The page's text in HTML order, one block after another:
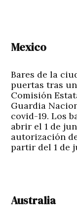
Mexico
Bares de la
puertas tras
Comisión
Guardia
covid-19. Los
abrir el 1 de
autorización
partir del 1 de
Australia